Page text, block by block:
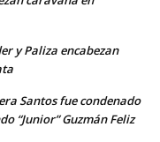
y Paliza encabezan
Santos fue condenado
“Junior” Guzmán Feliz